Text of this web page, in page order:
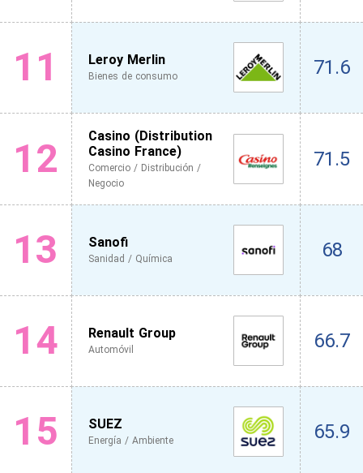
11 Leroy Merlin
Bienes de consumo 71.6
12
Casino (Distribution
Casino France)
Comercio / Distribución /
Negocio
71.5
13 Sanofi
Sanidad / Química 68
14 Renault Group
Automóvil 66.7
15 SUEZ
Energía / Ambiente 65.9